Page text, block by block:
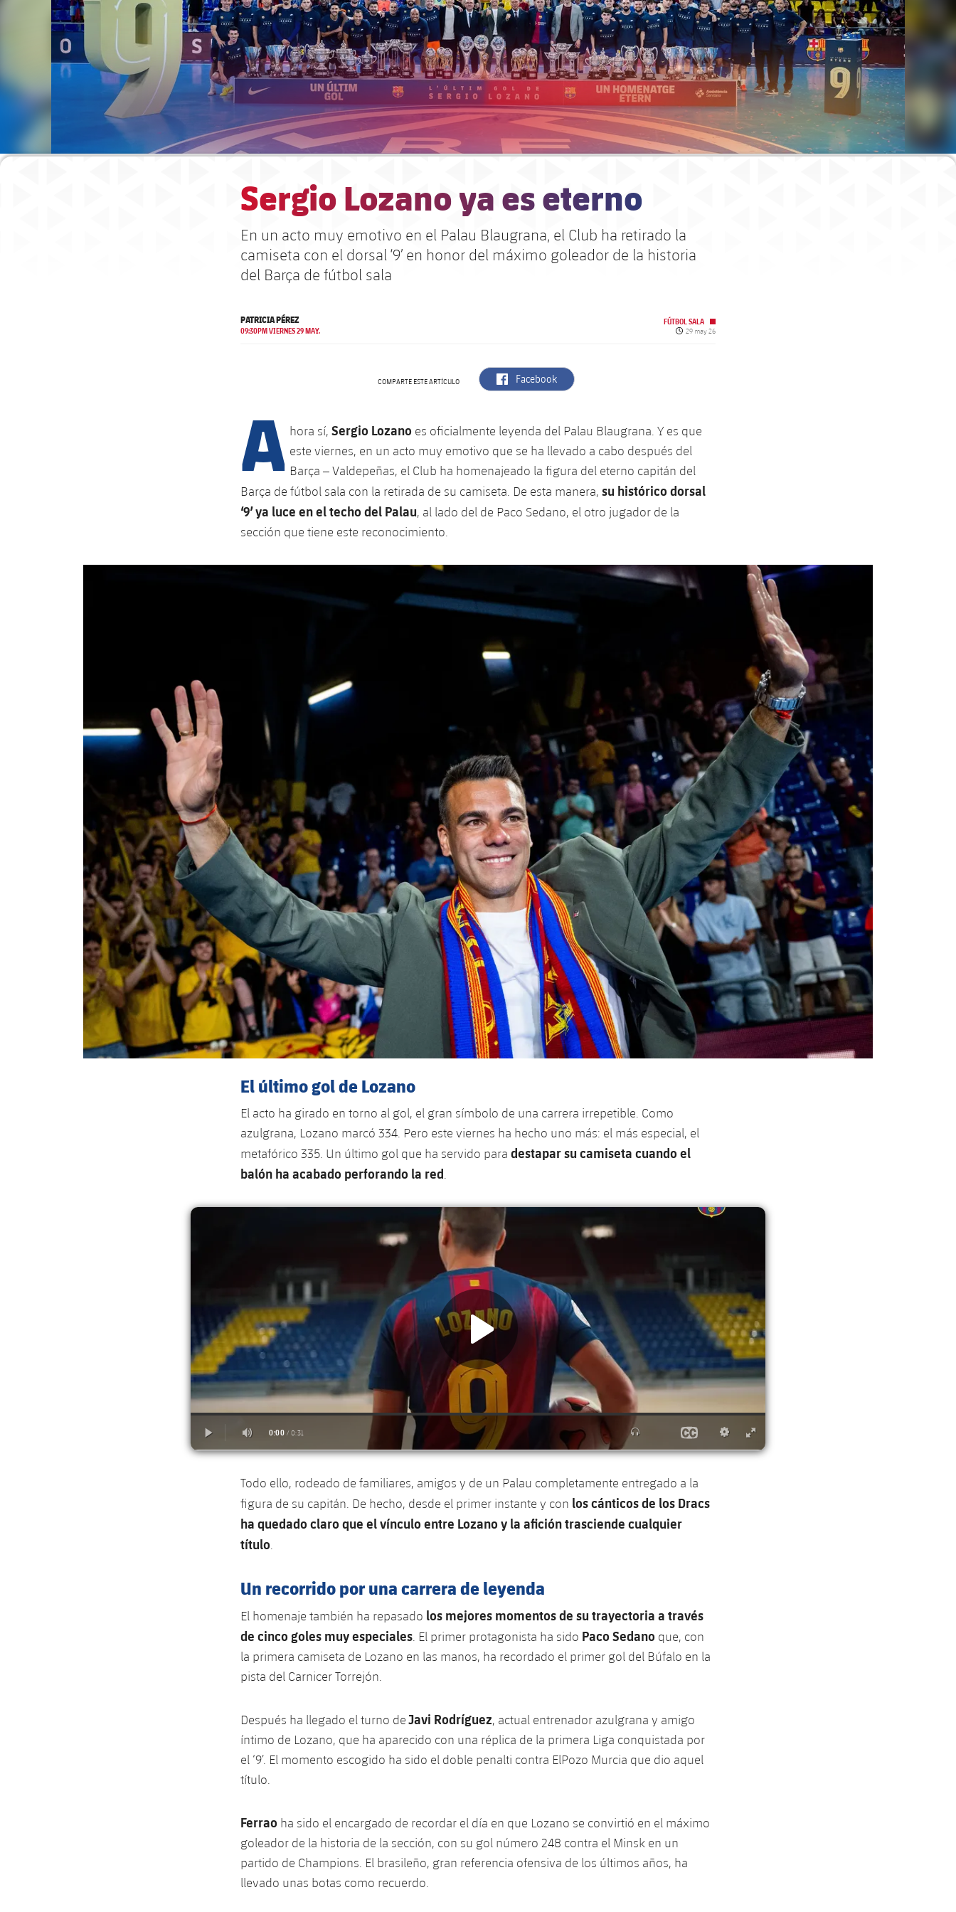
Sergio Lozano ya es eterno
En un acto muy emotivo en el Palau Blaugrana, el Club ha retirado la
camiseta con el dorsal ‘9’ en honor del máximo goleador de la historia
del Barça de fútbol sala
PATRICIA PÉREZ
09:30PM VIERNES 29 MAY.
FÚTBOL SALA
Fecha de publicación
29 may 26
COMPARTE ESTE ARTÍCULO label.aria.facebook
Facebook
A hora sí, Sergio Lozano es oficialmente leyenda del Palau Blaugrana. Y es que
este viernes, en un acto muy emotivo que se ha llevado a cabo después del
Barça – Valdepeñas, el Club ha homenajeado la figura del eterno capitán del
Barça de fútbol sala con la retirada de su camiseta. De esta manera, su histórico dorsal
‘9’ ya luce en el techo del Palau, al lado del de Paco Sedano, el otro jugador de la
sección que tiene este reconocimiento.
El último gol de Lozano
El acto ha girado en torno al gol, el gran símbolo de una carrera irrepetible. Como
azulgrana, Lozano marcó 334. Pero este viernes ha hecho uno más: el más especial, el
metafórico 335. Un último gol que ha servido para destapar su camiseta cuando el
balón ha acabado perforando la red
Todo ello, rodeado de familiares, amigos y de un Palau completamente entregado a la
figura de su capitán. De hecho, desde el primer instante y con los cánticos de los Dracs
ha quedado claro que el vínculo entre Lozano y la afición trasciende cualquier
título
Un recorrido por una carrera de leyenda
El homenaje también ha repasado los mejores momentos de su trayectoria a través
de cinco goles muy especiales . El primer protagonista ha sido Paco Sedano que, con
la primera camiseta de Lozano en las manos, ha recordado el primer gol del Búfalo en la
pista del Carnicer Torrejón.
Después ha llegado el turno deJavi Rodríguez, actual entrenador azulgrana y amigo
íntimo de Lozano, que ha aparecido con una réplica de la primera Liga conquistada por
el ‘9’. El momento escogido ha sido el doble penalti contra ElPozo Murcia que dio aquel
título.
Ferrao ha sido el encargado de recordar el día en que Lozano se convirtió en el máximo
goleador de la historia de la sección, con su gol número 248 contra el Minsk en un
partido de Champions. El brasileño, gran referencia ofensiva de los últimos años, ha
llevado unas botas como recuerdo.